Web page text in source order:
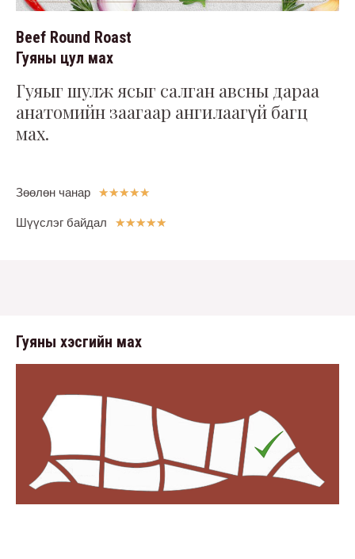
Beef Round Roast
Гуяны цул мах
Гуяыг шулж ясыг салган авсны дараа
анатомийн заагаар ангилаагүй багц
мах.
Зөөлөн чанар ☆☆☆☆☆
Шүүслэг байдал ★★★★★
Гуяны хэсгийн мах